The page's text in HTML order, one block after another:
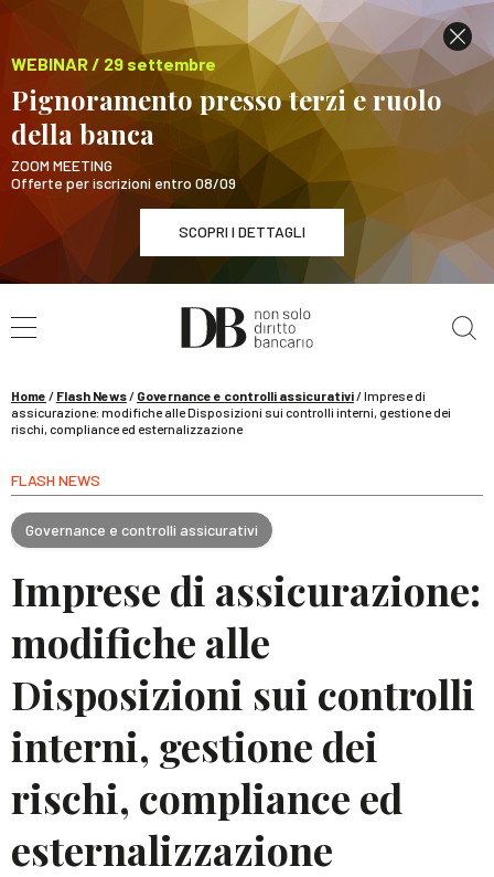
WEBINAR / 29 settembre
Pignoramento presso terzi e ruolo
della banca
ZOOM MEETING
Offerte per iscrizioni entro 08/09
SCOPRI I DETTAGLI
WEBINAR / 29 settembre
Pignoramento presso terzi e ruolo della banca
Home / Flash News/ Governance e controlli assicurativi/Imprese di
assicurazione: modifiche alle Disposizioni sui controlli interni, gestione dei
rischi, compliance ed esternalizzazione
FLASH NEWS
Governance e controlli assicurativi
Imprese di assicurazione:
modifiche alle
Disposizioni sui controlli
interni, gestione dei
rischi, compliance ed
esternalizzazione